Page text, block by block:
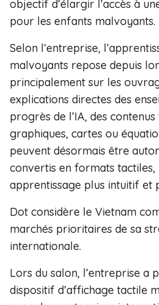
objectif d’élargir l’accès à
pour les enfants malvoyants.
Selon l’entreprise,
malvoyants repose depuis
principalement sur les
explications directes des
progrès de l’IA, des
graphiques, cartes ou
peuvent désormais être
convertis en formats
apprentissage plus intuitif et
Dot considère le Vietnam
marchés prioritaires de sa
internationale.
Lors du salon, l’entreprise a
dispositif d’affichage tactile